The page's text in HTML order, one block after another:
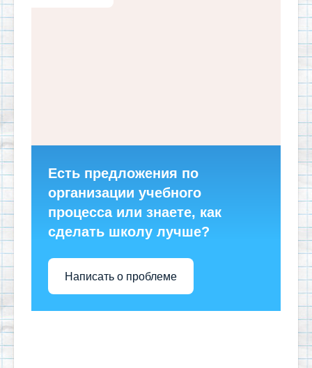
Есть предложения по
организации учебного
процесса или знаете, как
сделать школу лучше?
Написать о проблеме